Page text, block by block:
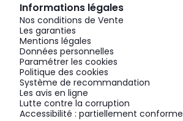
Informations légales
Nos conditions de Vente
Les garanties
Mentions légales
Données personnelles
Paramétrer les cookies
Politique des cookies
Système de recommandation
Les avis en ligne
Lutte contre la corruption
Accessibilité : partiellement conforme